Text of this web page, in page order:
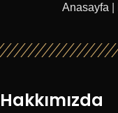
Anasayfa
Hakkımızda